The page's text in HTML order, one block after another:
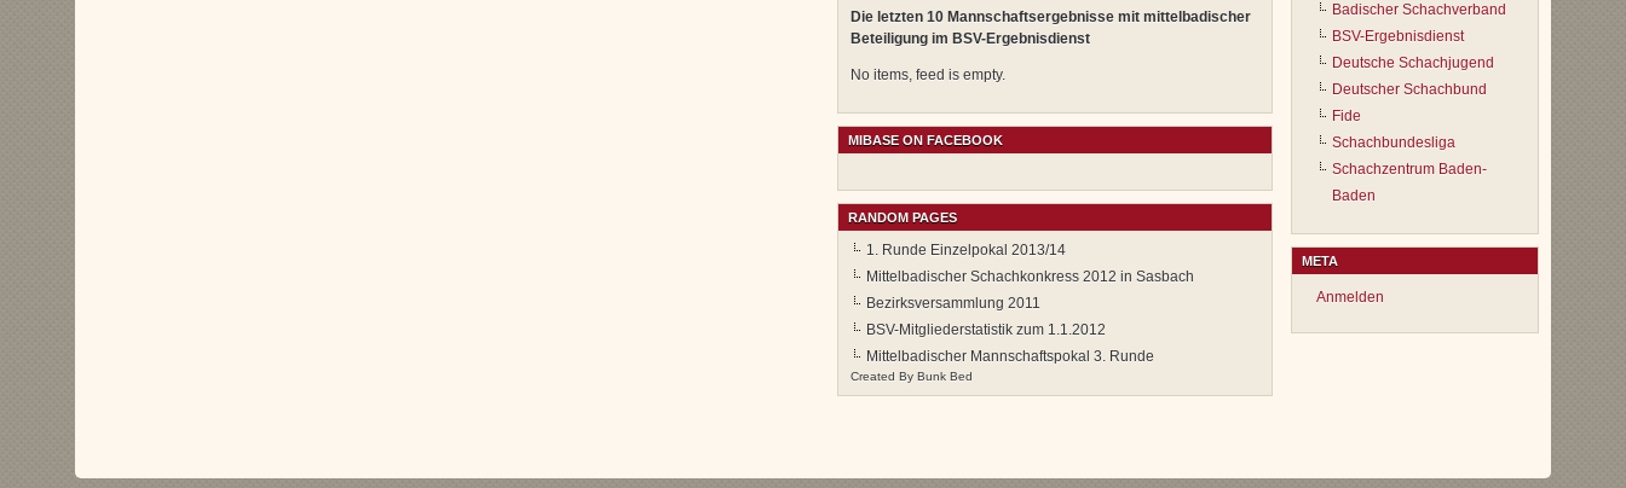
Die letzten 10 Mannschaftsergebnisse mit mittelbadischer
Beteiligung im BSV-Ergebnisdienst
No items, feed is empty.
MIBASE ON FACEBOOK
RANDOM PAGES
1. Runde Einzelpokal 2013/14
Mittelbadischer Schachkonkress 2012 in Sasbach
Bezirksversammlung 2011
BSV-Mitgliederstatistik zum 1.1.2012
Mittelbadischer Mannschaftspokal 3. Runde
Created By Bunk Bed
Badischer Schachverband
BSV-Ergebnisdienst
Deutsche Schachjugend
Deutscher Schachbund
Fide
Schachbundesliga
Schachzentrum Baden-
Baden
META
Anmelden